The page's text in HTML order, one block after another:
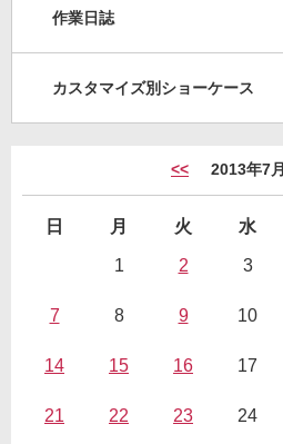
作業日誌
カスタマイズ別ショーケース
<< 2013年7月
日 月 火 水
1
2 3
7 8 9 10
14 15 16 17
21 22 23 24